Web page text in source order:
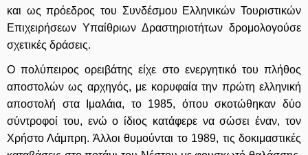
και ως πρόεδρος του Συνδέσμου Ελληνικών Τουριστικών
Επιχειρήσεων Υπαίθριων Δραστηριοτήτων δρομολογούσε
σχετικές δράσεις.
Ο πολύπειρος ορειβάτης είχε στο ενεργητικό του πλήθος
αποστολών ως αρχηγός, με κορυφαία την πρώτη ελληνική
αποστολή στα Ιμαλάια, το 1985, όπου σκοτώθηκαν δύο
σύντροφοί του, ενώ ο ίδιος κατάφερε να σώσει έναν, τον
Χρήστο Λάμπρη. Άλλοι θυμούνται το 1989, τις δοκιμαστικές